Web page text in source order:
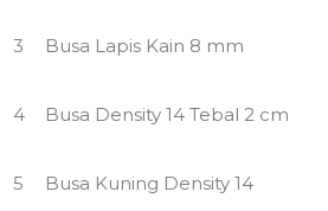
3 Busa Lapis Kain 8 mm
4 Busa Density 14 Tebal 2 cm
5 Busa Kuning Density 14